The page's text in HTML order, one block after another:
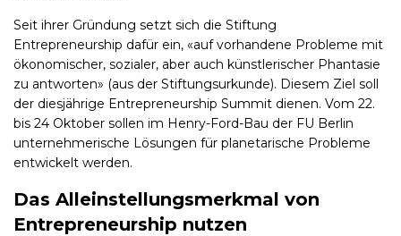
Seit ihrer Gründung setzt sich die Stiftung
Entrepreneurship dafür ein, «auf vorhandene Probleme mit
ökonomischer, sozialer, aber auch künstlerischer Phantasie
zu antworten» (aus der Stiftungsurkunde). Diesem Ziel soll
der diesjährige Entrepreneurship Summit dienen. Vom 22.
bis 24 Oktober sollen im Henry-Ford-Bau der FU Berlin
unternehmerische Lösungen für planetarische Probleme
entwickelt werden.
Das Alleinstellungsmerkmal von
Entrepreneurship nutzen